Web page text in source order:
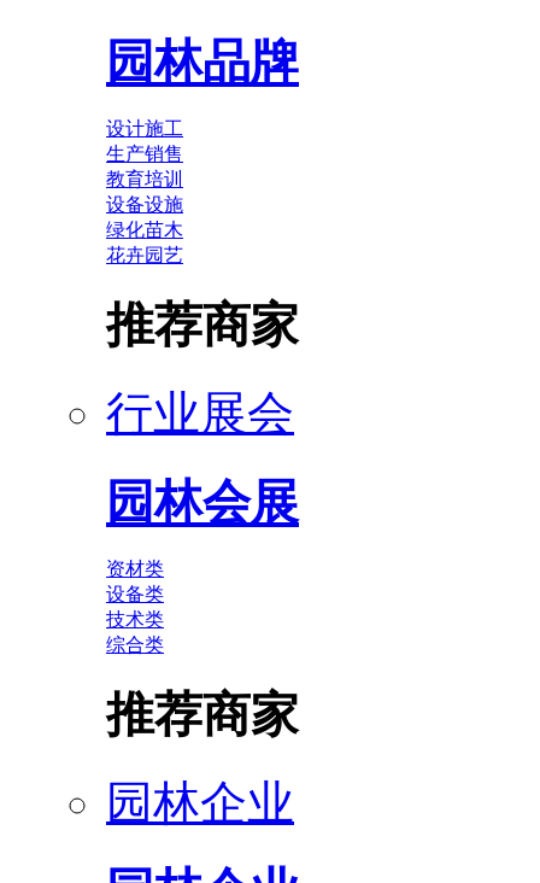
园林品牌
设计施工
生产销售
教育培训
设备设施
绿化苗木
花卉园艺
推荐商家
行业展会
园林会展
资材类
设备类
技术类
综合类
推荐商家
园林企业